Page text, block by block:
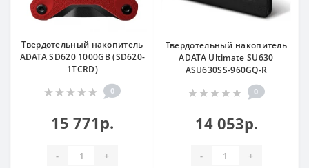
Твердотельный накопитель
ADATA SD620 1000GB (SD620-
1TCRD)
0
15 771р.
- +
Твердотельный накопитель
ADATA Ultimate SU630
ASU630SS-960GQ-R
0
14 053р.
- +